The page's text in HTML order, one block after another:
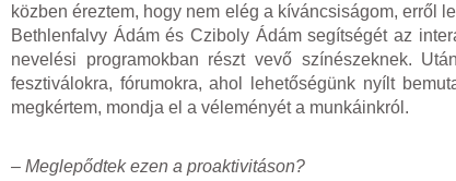
közben éreztem, hogy nem elég a kíváncsiságom, erről
Bethlenfalvy Ádám és Cziboly Ádám segítségét az
nevelési programokban részt vevő színészeknek.
fesztiválokra, fórumokra, ahol lehetőségünk nyílt
megkértem, mondja el a véleményét a munkáinkról.
– Meglepődtek ezen a proaktivitáson?